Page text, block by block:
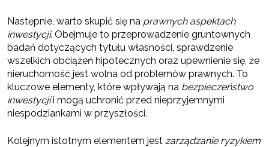
Następnie, warto skupić się na prawnych aspektach
inwestycji. Obejmuje to przeprowadzenie gruntownych
badań dotyczących tytułu własności, sprawdzenie
wszelkich obciążeń hipotecznych oraz upewnienie się, że
nieruchomość jest wolna od problemów prawnych. To
kluczowe elementy, które wpływają na bezpieczeństwo
inwestycjii mogą uchronić przed nieprzyjemnymi
niespodziankami w przyszłości.
Kolejnym istotnym elementem jest zarządzanie ryzykiem